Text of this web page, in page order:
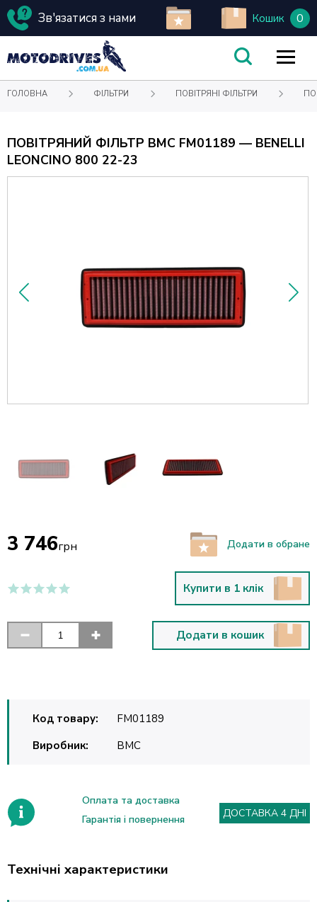
Зв'язатися з нами Кошик 0
ГОЛОВНА ФІЛЬТРИ ПОВІТРЯНІ ФІЛЬТРИ
ПОВІТРЯНИЙ ФІЛЬТР BMC FM01189 — BENELLI
LEONCINO 800 22-23
3 746грн Додати в обране
Купити в 1 клік
Додати в кошик
Код товару:
FM01189
Виробник:
BMC
Оплата та доставка
Гарантія і повернення
ДОСТАВКА 4 ДНІ
Технічні характеристики